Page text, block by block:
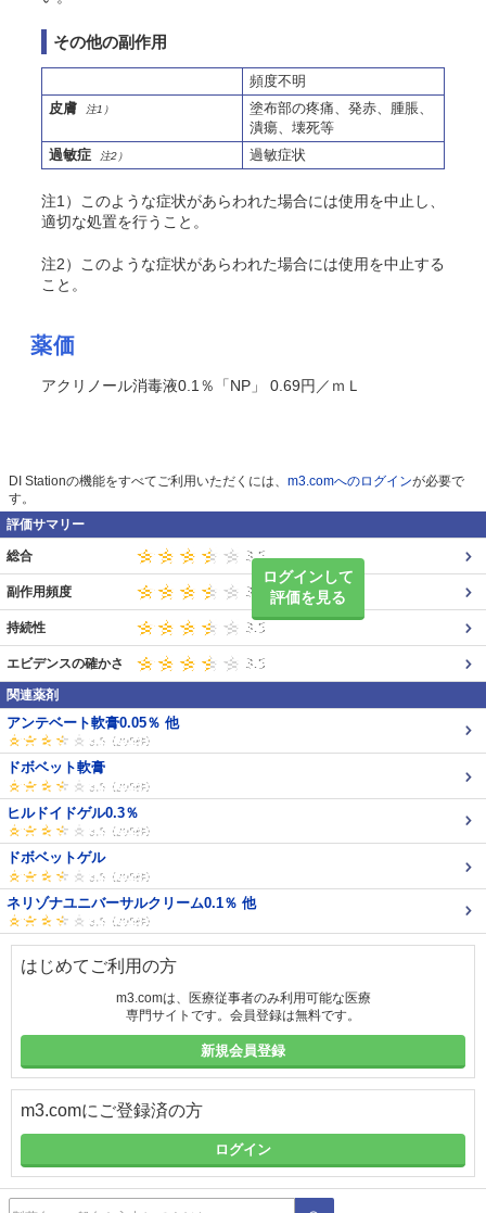
その他の副作用
頻度不明
皮膚
注1）
塗布部の疼痛、発赤、腫脹、
潰瘍、壊死等
過敏症
注2） 過敏症状
注1）このような症状があらわれた場合には使用を中止し、
適切な処置を行うこと。
注2）このような症状があらわれた場合には使用を中止する
こと。
薬価
アクリノール消毒液0.1％「NP」 0.69円／ｍＬ
DI Stationの機能をすべてご利用いただくには、 m3.comへのログインが必要で
す。
評価サマリー
ログインして
評価を見る
総合
副作用頻度
持続性
エビデンスの確かさ
関連薬剤
アンテベート軟膏0.05％ 他
ドボベット軟膏
ヒルドイドゲル0.3％
ドボベットゲル
ネリゾナユニバーサルクリーム0.1％ 他
はじめてご利用の方
m3.comは、医療従事者のみ利用可能な医療
専門サイトです。会員登録は無料です。
新規会員登録
m3.comにご登録済の方
ログイン